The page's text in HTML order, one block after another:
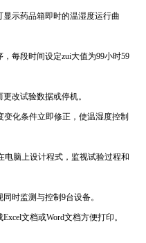
示药品箱即时的温湿度运行曲
，每段时间设定zui大值为99小时59
改试验数据或停机。
变化条件立即修正，使温湿度控制
电脑上设计程式，监视试验过程和
同时监测与控制9台设备。
Excel文档或Word文档方便打印。